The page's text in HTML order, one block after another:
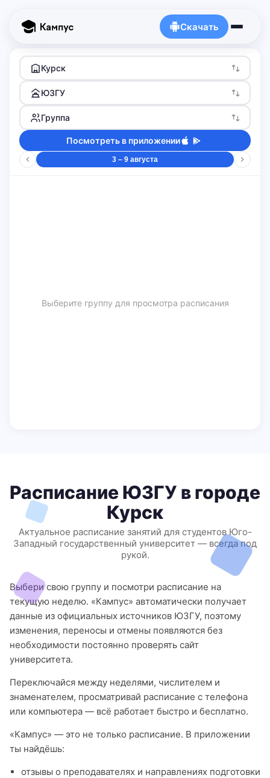
Скачать
Курск
ЮЗГУ
Группа
Посмотреть в приложении
3 – 9 августа
Выберите группу для просмотра расписания
Расписание ЮЗГУ в городе
Курск
Актуальное расписание занятий для студентов Юго-
Западный государственный университет — всегда под
рукой.
Выбери свою группу и посмотри расписание на
текущую неделю. «Кампус» автоматически получает
данные из официальных источников ЮЗГУ, поэтому
изменения, переносы и отмены появляются без
необходимости постоянно проверять сайт
университета.
Переключайся между неделями, числителем и
знаменателем, просматривай расписание с телефона
или компьютера — всё работает быстро и бесплатно.
«Кампус» — это не только расписание. В приложении
ты найдёшь:
отзывы о преподавателях и направлениях подготовки